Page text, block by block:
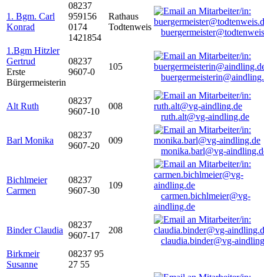
1. Bgm. Carl
Konrad
08237
959156
0174
1421854
Rathaus
Todtenweis
1.Bgm Hitzler
Gertrud
Erste
Bürgermeisterin
08237
9607-0
105
Alt Ruth
08237
9607-10
008
ruth.alt@vg-aindling.de
Barl Monika
08237
9607-20
009
monika.barl@vg-
Bichlmeier
Carmen
08237
9607-30
109
carmen.bichlmeier@vg-
aindling.de
Binder Claudia
08237
9607-17
208
claudia.binder@vg-
Birkmeir
Susanne
08237 95
27 55